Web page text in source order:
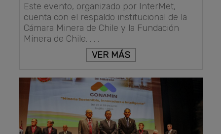
Este evento, organizado por InterMet,
cuenta con el respaldo institucional de la
Cámara Minera de Chile y la Fundación
Minera de Chile. . . .
VER MÁS